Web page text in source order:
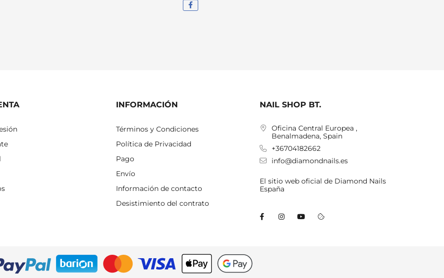
INFORMACIÓN
Términos y Condiciones
Política de Privacidad
Pago
Envío
Información de contacto
Desistimiento del contrato
NAIL SHOP BT.
Oficina Central Europea ,
Benalmadena, Spain
+36704182662
info@diamondnails.es
El sitio web oficial de Diamond Nails
España